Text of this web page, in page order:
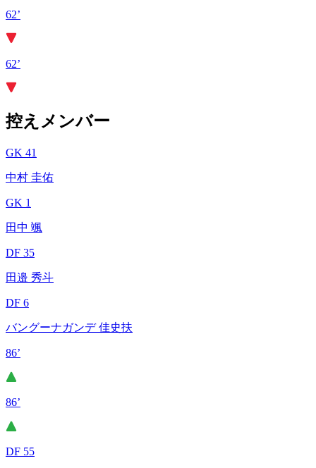
62’
62’
控えメンバー
GK 41
中村 圭佑
GK 1
田中 颯
DF 35
田邉 秀斗
DF 6
バングーナガンデ 佳史扶
86’
86’
DF 55